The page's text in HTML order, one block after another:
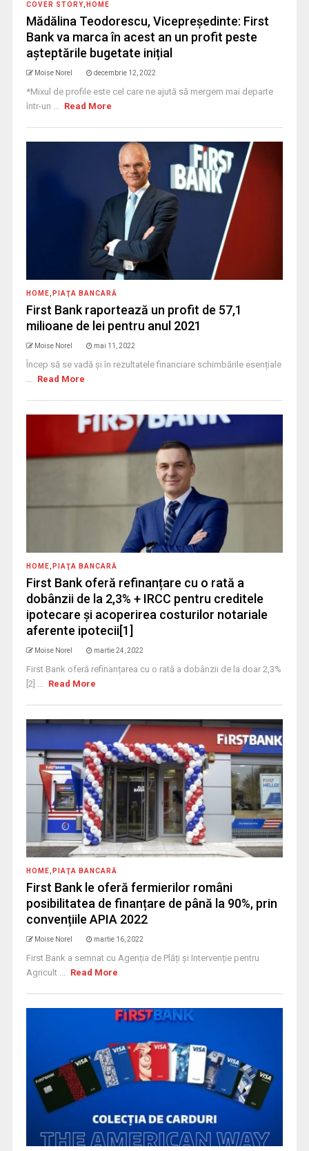
COVER STORY, HOME
Mădălina Teodorescu, Vicepreședinte: First
Bank va marca în acest an un profit peste
așteptările bugetate inițial
Moise Norel decembrie 12, 2022
*Mixul de profile este cel care ne ajută să mergem mai departe
într-un ... Read More
HOME PIAŢA BANCARĂ
First Bank raportează un profit de 57,1
milioane de lei pentru anul 2021
Moise Norel mai 11, 2022
Încep să se vadă și în rezultatele financiare schimbările esențiale
... Read More
HOME PIAŢA BANCARĂ
First Bank oferă refinanțare cu o rată a
dobânzii de la 2,3% + IRCC pentru creditele
ipotecare și acoperirea costurilor notariale
aferente ipotecii[1]
Moise Norel martie 24, 2022
First Bank oferă refinanțarea cu o rată a dobânzii de la doar 2,3%
[2] ... Read More
HOME PIAŢA BANCARĂ
First Bank le oferă fermierilor români
posibilitatea de finanțare de până la 90%, prin
convențiile APIA 2022
Moise Norel martie 16, 2022
First Bank a semnat cu Agenția de Plăți și Intervenție pentru
Agricult ... Read More